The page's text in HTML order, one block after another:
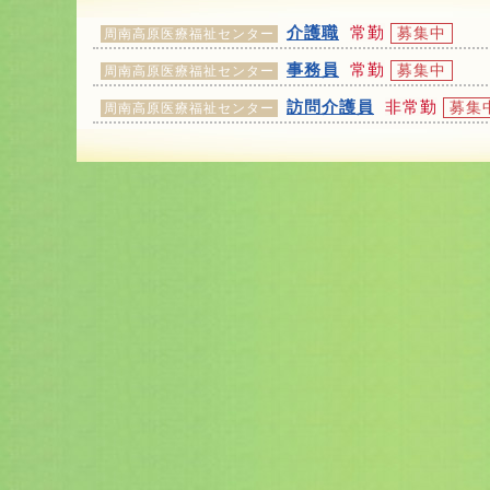
周南高原医療福祉センター 介護職 常勤 募集中
周南高原医療福祉センター 事務員 常勤 募集中
周南高原医療福祉センター 訪問介護員 非常勤 募集